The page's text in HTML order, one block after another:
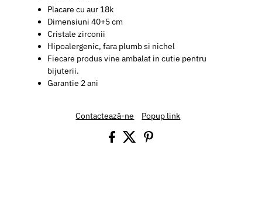
Placare cu aur 18k
Dimensiuni 40+5 cm
Cristale zirconii
Hipoalergenic, fara plumb si nichel
Fiecare produs vine ambalat in cutie pentru
bijuterii.
Garantie 2 ani
Contactează-ne Popup link